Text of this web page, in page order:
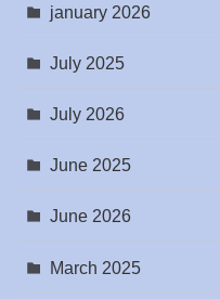
january 2026
July 2025
July 2026
June 2025
June 2026
March 2025